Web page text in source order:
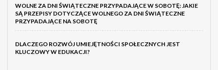
WOLNE ZA DNI ŚWIĄTECZNE PRZYPADAJĄCE W SOBOTĘ: JAKIE
SĄ PRZEPISY DOTYCZĄCE WOLNEGO ZA DNI ŚWIĄTECZNE
PRZYPADAJĄCE NA SOBOTĘ
DLACZEGO ROZWÓJ UMIEJĘTNOŚCI SPOŁECZNYCH JEST
KLUCZOWY W EDUKACJI?